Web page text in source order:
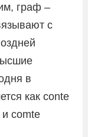
граф –
с
в
как conte
и comte